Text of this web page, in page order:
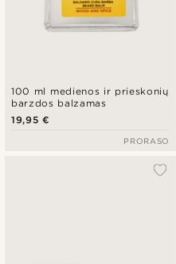
100 ml medienos ir prieskonių
barzdos balzamas
19,95 €
PRORASO